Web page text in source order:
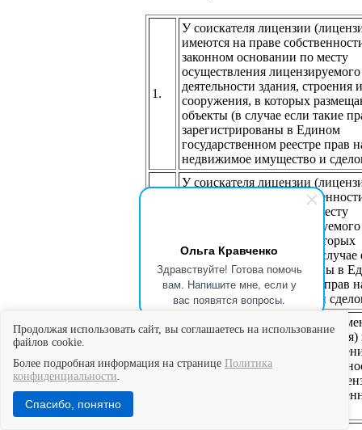
Ольга Кравченко
Здравствуйте! Готова помочь
вам. Напишите мне, если у
вас появятся вопросы.
1.
У соискателя лицензии
имеются на праве
законном основании по месту
осуществления
деятельности здания, строения и
сооружения, в которых
объекты (в случае если такие
зарегистрированы в Едином
государственном реестре прав
недвижимое имущество и
У соискателя лицензии
имеются на праве
законном основании по месту
осуществления
земельные участки, на которых
размещаются объекты (в случае
права не зарегистрированы в
государственном реестре прав
недвижимое имущество и
3.
Технические устройства,
(планируемые для применения)
объектах по месту
лицензируемого вида
принадлежат соискателю
(лицензиату) на праве
Продолжая использовать сайт, вы соглашаетесь на использование
файлов cookie.
Более подробная информация на странице Политика
конфиденциальности.
Спасибо, понятно